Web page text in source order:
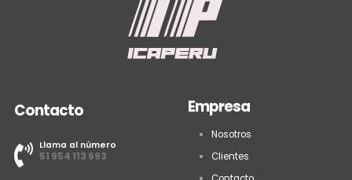
Contacto
Llama al número
51 954 113 693
Empresa
Nosotros
Clientes